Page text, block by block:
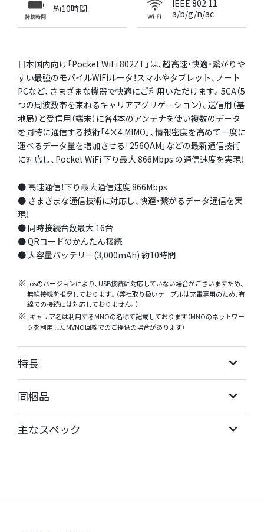
約10時間
IEEE 802.11
a/b/g/n/ac
日本国内向け「Pocket WiFi 802ZT」は、超高速・快適・繋がりや
すい最強のモバイルWiFiルータ！スマホやタブレット、ノート
PCなど、さまざまな機器で快適にご利用いただけます。5CA（5
つの周波数帯を束ねるキャリアアグリゲーション）、送信用（基
地局）と受信用（端末）に各4本のアンテナを使い複数のデータ
を同時に通信する技術「4×4 MIMO」、情報密度を高めて一度に
運べるデータ量を増加させる「256QAM」などの最新通信技術
に対応し、Pocket WiFi 下り最大 866Mbps の通信速度を実現！
● 高速通信！下り最大通信速度 866Mbps
● さまざまな通信技術に対応し、快適・繋がるデータ通信を実
現！
● 同時接続台数最大 16台
● QRコードのかんたん接続
● 大容量バッテリー(3,000mAh) 約10時間
osのバージョンにより、USB接続に対応していない場合がございますため、
無線接続を推奨しております。（弊社取り扱いケーブルは充電専用のため、有
線での接続には対応しておりません。）
キャリア名は利用するMNOの名称で記載しております（MNOのネットワー
クを利用したMVNO回線でのご提供の場合があります）
特長
同梱品
主なスペック